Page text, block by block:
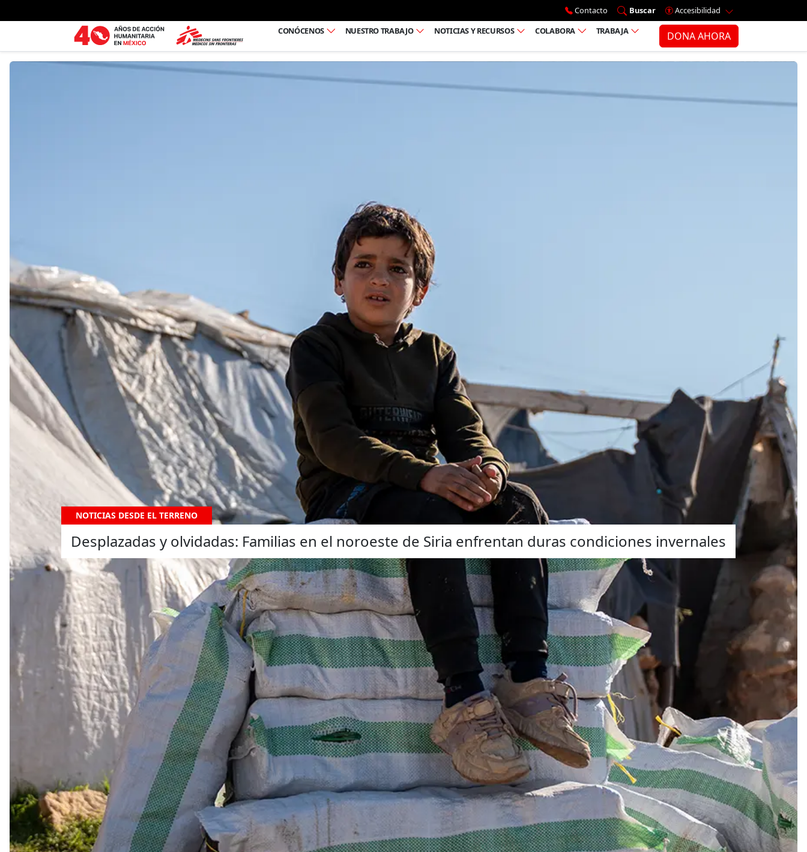
Ir al menú principal
Contacto Buscar
Accesibilidad
CONÓCENOS
NUESTRO TRABAJO NOTICIAS Y RECURSOS COLABORA TRABAJA DONA AHORA
NOTICIAS DESDE EL TERRENO
Desplazadas y olvidadas: Familias en el noroeste de Siria enfrentan duras condiciones invernales